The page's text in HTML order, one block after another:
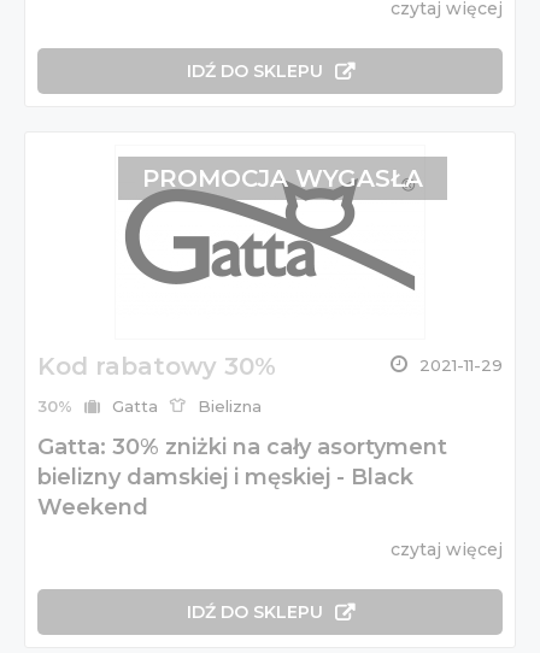
czytaj więcej
IDŹ DO SKLEPU
Kod rabatowy 30% 2021-11-29
30% Gatta Bielizna
Gatta: 30% zniżki na cały asortyment
bielizny damskiej i męskiej - Black
Weekend
czytaj więcej
IDŹ DO SKLEPU
PROMOCJA WYGASŁA